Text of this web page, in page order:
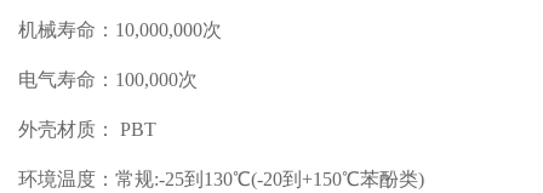
机械寿命：10,000,000次
电气寿命：100,000次
外壳材质： PBT
环境温度：常规:-25到130℃(-20到+150℃苯酚类)